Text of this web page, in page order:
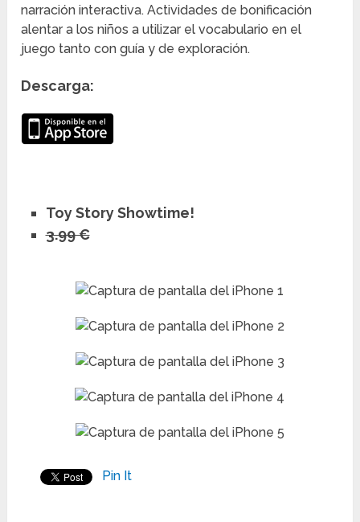
narración interactiva. Actividades de bonificación
alentar a los niños a utilizar el vocabulario en el
juego tanto con guía y de exploración.
Descarga:
Toy Story Showtime!
3.99 €
Pin It